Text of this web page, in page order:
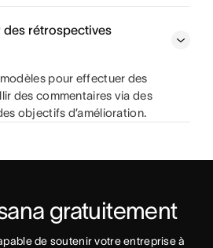
rétrospectives
pour effectuer des
des commentaires via des
objectifs d’amélioration.
gratuitement
de soutenir votre entreprise à